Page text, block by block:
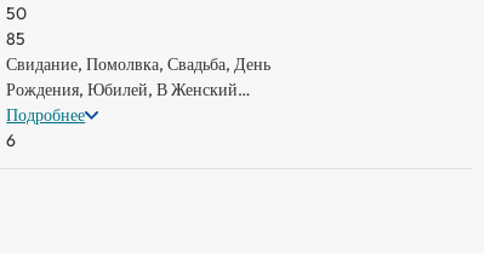
50
85
Свидание, Помолвка, Свадьба, День
Рождения, Юбилей, В Женский
Праздник, Просто Так
Подробнее
6